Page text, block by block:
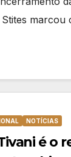
marcou
NOTÍCIAS
é o